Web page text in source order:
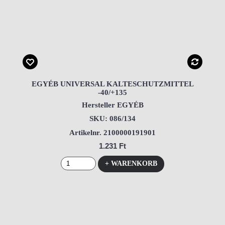
EGYÉB UNIVERSAL KALTESCHUTZMITTEL
-40/+135
Hersteller EGYÉB
SKU: 086/134
Artikelnr. 2100000191901
1.231 Ft
+ WARENKORB